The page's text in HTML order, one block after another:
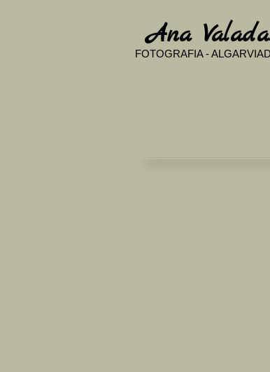
​Ana
FOTOGRAFIA -